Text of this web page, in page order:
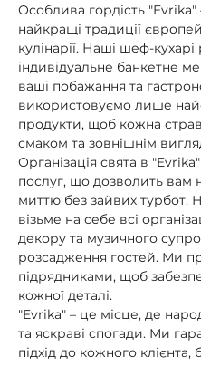
Особлива гордість
найкращі традиції
кулінарії. Наші шеф-
індивідуальне банкетне
ваші побажання та
використовуємо лише
продукти, щоб кожна
смаком та зовнішнім
Організація свята в
послуг, що дозволить
миттю без зайвих турбот.
візьме на себе всі
декору та музичного
розсадження гостей. Ми
підрядниками, щоб
кожної деталі.
"Evrika" – це місце, де
та яскраві спогади. Ми
підхід до кожного клієнта,